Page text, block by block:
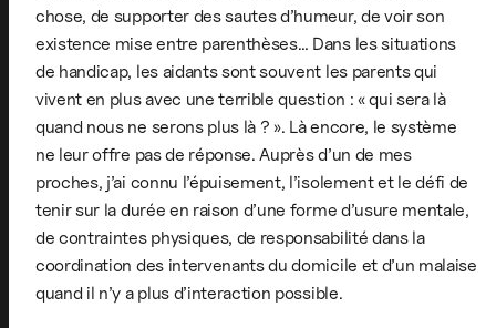
chose, de supporter des sautes d’humeur, de voir son
existence mise entre parenthèses… Dans les situations
de handicap, les aidants sont souvent les parents qui
vivent en plus avec une terrible question : « qui sera là
quand nous ne serons plus là ? ». Là encore, le système
ne leur offre pas de réponse. Auprès d’un de mes
proches, j’ai connu l’épuisement, l’isolement et le défi de
tenir sur la durée en raison d’une forme d’usure mentale,
de contraintes physiques, de responsabilité dans la
coordination des intervenants du domicile et d’un malaise
quand il n’y a plus d’interaction possible.